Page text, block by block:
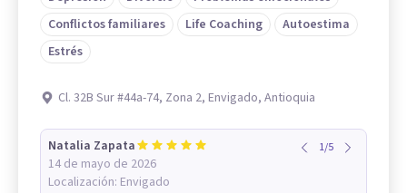
Conflictos familiares
Life Coaching
Autoestima
Estrés
Cl. 32B Sur #44a-74, Zona 2, Envigado, Antioquia
Natalia Zapata
14 de mayo de 2026
Localización: Envigado
1/5